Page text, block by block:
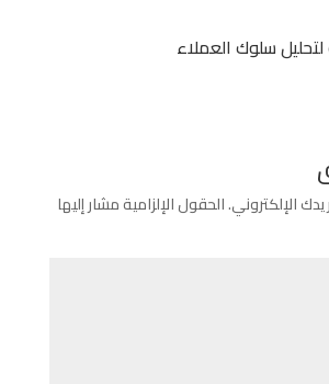
سلوك العملاء
الإلكتروني.الحقول الإلزامية مشار إليها